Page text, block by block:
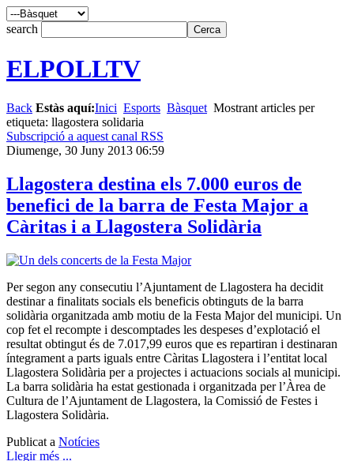
search
ELPOLLTV
Back Estàs aquí:Inici Esports Bàsquet Mostrant articles per
etiqueta: llagostera solidaria
Subscripció a aquest canal RSS
Diumenge, 30 Juny 2013 06:59
Llagostera destina els 7.000 euros de
benefici de la barra de Festa Major a
Càritas i a Llagostera Solidària
Per segon any consecutiu l’Ajuntament de Llagostera ha decidit
destinar a finalitats socials els beneficis obtinguts de la barra
solidària organitzada amb motiu de la Festa Major del municipi. Un
cop fet el recompte i descomptades les despeses d’explotació el
resultat obtingut és de 7.017,99 euros que es repartiran i destinaran
íntegrament a parts iguals entre Càritas Llagostera i l’entitat local
Llagostera Solidària per a projectes i actuacions socials al municipi.
La barra solidària ha estat gestionada i organitzada per l’Àrea de
Cultura de l’Ajuntament de Llagostera, la Comissió de Festes i
Llagostera Solidària.
Publicat a Notícies
Llegir més ...